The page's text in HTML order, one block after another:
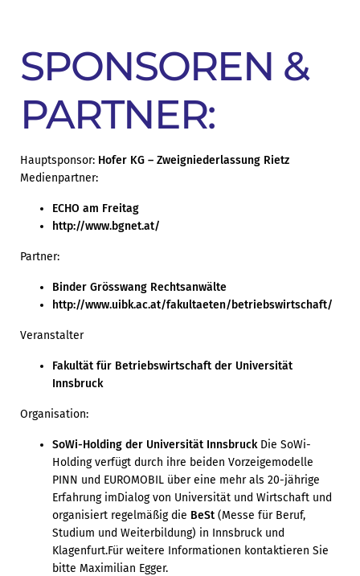
SPONSOREN &
PARTNER:
Hauptsponsor: Hofer KG – Zweigniederlassung Rietz
Medienpartner:
ECHO am Freitag
http://www.bgnet.at/
Partner:
Binder Grösswang Rechtsanwälte
http://www.uibk.ac.at/fakultaeten/betriebswirtschaft/
Veranstalter
Fakultät für Betriebswirtschaft der Universität
Innsbruck
Organisation:
SoWi-Holding der Universität InnsbruckDie SoWi-
Holding verfügt durch ihre beiden Vorzeigemodelle
PINN und EUROMOBIL über eine mehr als 20-jährige
Erfahrung imDialog von Universität und Wirtschaft und
organisiert regelmäßig die BeSt(Messe für Beruf,
Studium und Weiterbildung) in Innsbruck und
Klagenfurt.Für weitere Informationen kontaktieren Sie
bitte Maximilian Egger.